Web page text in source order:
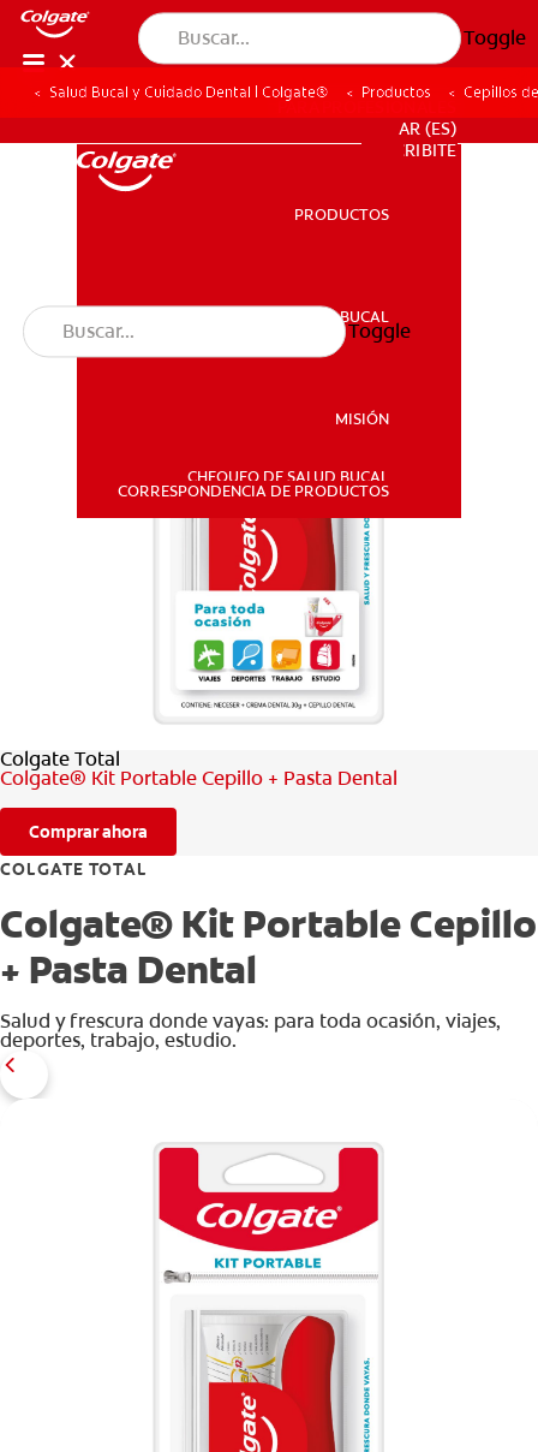
Toggle
SALUD BUCAL
CHEQUEO DE SALUD BUCAL
CORRESPONDENCIA DE PRODUCTOS
PARA PROFESIONALES
PARA PROFESIONALES
AR (ES)
SUSCRIBITE
PRODUCTOS
SALUD BUCAL
MISIÓN
CHEQUEO DE SALUD BUCAL
CORRESPONDENCIA DE PRODUCTOS
Toggle
Salud Bucal y Cuidado Dental | Colgate® Productos Cepillos
Colgate Total
Colgate® Kit Portable Cepillo + Pasta Dental
Comprar ahora
COLGATE TOTAL
Colgate® Kit Portable Cepillo
+ Pasta Dental
Salud y frescura donde vayas: para toda ocasión, viajes,
deportes, trabajo, estudio.